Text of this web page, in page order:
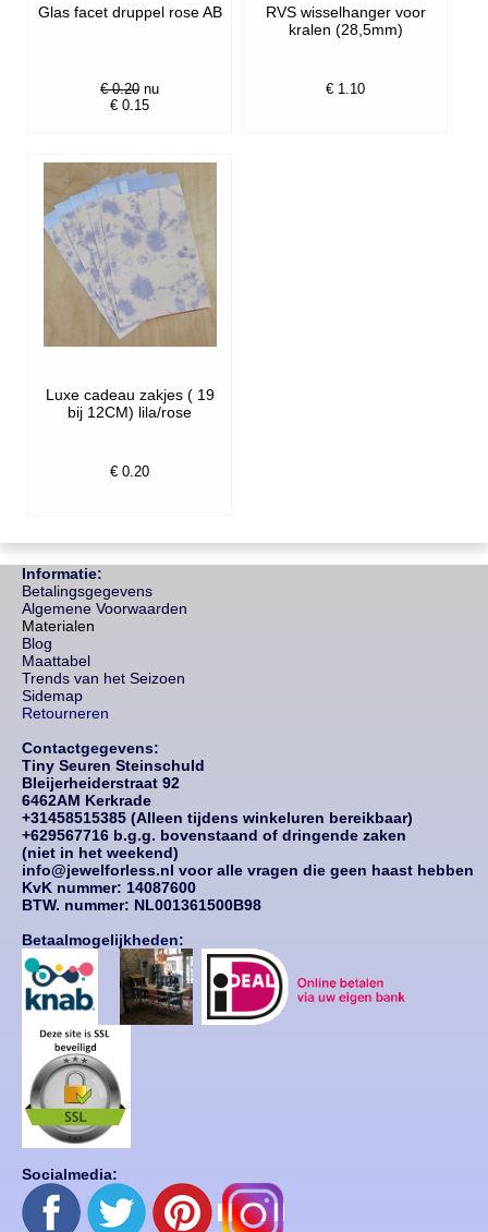
Glas facet druppel rose AB
€ 0.20 nu
€ 0.15
RVS wisselhanger voor
kralen (28,5mm)
€ 1.10
Luxe cadeau zakjes ( 19
bij 12CM) lila/rose
€ 0.20
Informatie:
Betalingsgegevens
Algemene Voorwaarden
Materialen
Blog
Maattabel
Trends van het Seizoen
Sidemap
Retourneren
Contactgegevens:
Tiny Seuren Steinschuld
Bleijerheiderstraat 92
6462AM Kerkrade
+31458515385 (Alleen tijdens winkeluren bereikbaar)
+629567716 b.g.g. bovenstaand of dringende zaken
(niet in het weekend)
info@jewelforless.nl voor alle vragen die geen haast hebben
KvK nummer: 14087600
BTW. nummer: NL001361500B98
Betaalmogelijkheden:
Socialmedia: